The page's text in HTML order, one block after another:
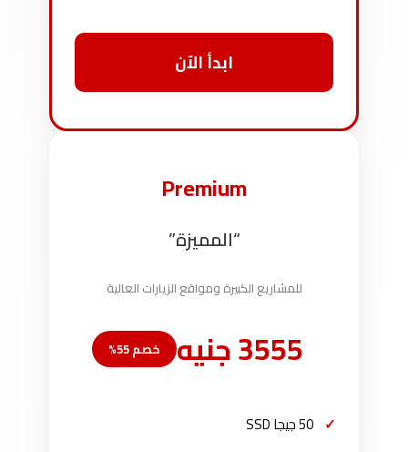
ابدأ الآن
Premium
“المميزة”
للمشاريع الكبيرة ومواقع الزيارات العالية
3555 جنيه خصم 55%
50 جيجا SSD